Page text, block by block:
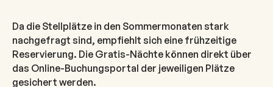
Da die Stellplätze in den Sommermonaten stark
nachgefragt sind, empfiehlt sich eine frühzeitige
Reservierung. Die Gratis-Nächte können direkt über
das Online-Buchungsportal der jeweiligen Plätze
gesichert werden.